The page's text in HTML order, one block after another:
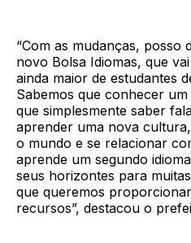
“Com as mudanças, posso
novo Bolsa Idiomas, que
ainda maior de estudantes
Sabemos que conhecer
que simplesmente saber
aprender uma nova
o mundo e se relacionar
aprende um segundo
seus horizontes para
que queremos
recursos”, destacou o